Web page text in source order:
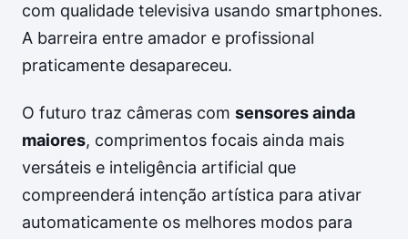
com qualidade televisiva usando smartphones.
A barreira entre amador e profissional
praticamente desapareceu.
O futuro traz câmeras com sensores ainda
maiores, comprimentos focais ainda mais
versáteis e inteligência artificial que
compreenderá intenção artística para ativar
automaticamente os melhores modos para